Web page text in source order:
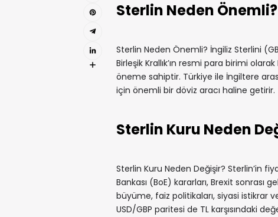
Sterlin Neden Önemli?
Sterlin Neden Önemli? İngiliz Sterlini
Birleşik Krallık’ın resmi para birimi
öneme sahiptir. Türkiye ile İngiltere
için önemli bir döviz aracı haline getirir.
Sterlin Kuru Neden
Sterlin Kuru Neden Değişir? Sterlin’in
Bankası (BoE) kararları, Brexit sonrası
büyüme, faiz politikaları, siyasi istikrar
USD/GBP paritesi de TL karşısındaki